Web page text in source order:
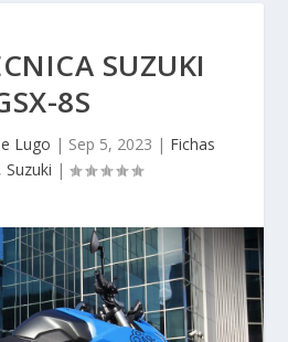
SUZUKI
8S
Lugo | Sep 5, 2023 | Fichas
, Suzuki |